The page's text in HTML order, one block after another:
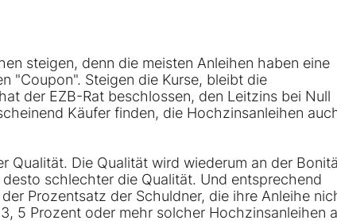
steigen, denn die meisten Anleihen haben eine
"Coupon". Steigen die Kurse, bleibt die
der EZB-Rat beschlossen, den Leitzins bei Null
Käufer finden, die Hochzinsanleihen
Qualität. Die Qualität wird wiederum an der
schlechter die Qualität. Und entsprechend
Prozentsatz der Schuldner, die ihre Anleihe
5 Prozent oder mehr solcher Hochzinsanleihen